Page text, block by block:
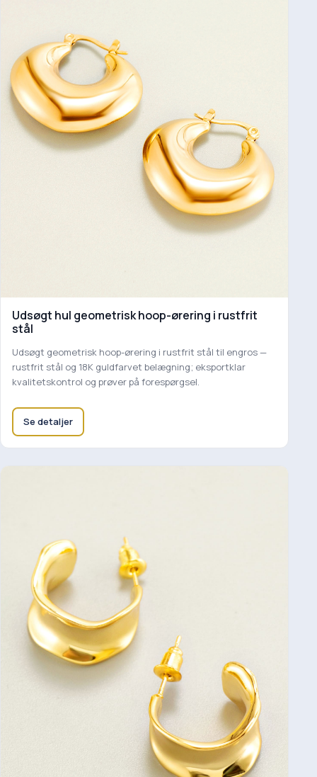
Udsøgt hul geometrisk hoop-ørering i rustfrit
stål
Udsøgt geometrisk hoop-ørering i rustfrit stål til engros —
rustfrit stål og 18K guldfarvet belægning; eksportklar
kvalitetskontrol og prøver på forespørgsel.
Se detaljer